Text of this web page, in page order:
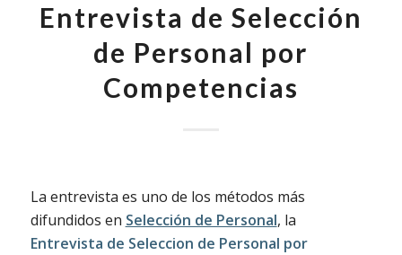
Entrevista de Selección
de Personal por
Competencias
La entrevista es uno de los métodos más
difundidos en Selección de Personal, la
Entrevista de Seleccion de Personal por